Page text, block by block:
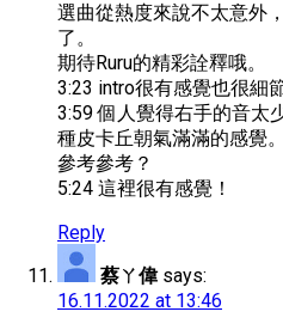
選曲從熱度來說不太意外
了。
期待Ruru的精彩詮釋哦。
3:23 intro很有感覺也很細
3:59 個人覺得右手的音太
種皮卡丘朝氣滿滿的感覺
參考參考？
5:24 這裡很有感覺！
Reply
蔡ㄚ偉 says:
16.11.2022 at 13:46